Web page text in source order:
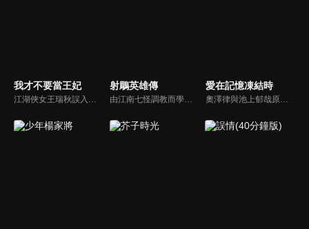
我才不要當王妃
江湖俠女王瑞秋誤入王府，替換新娘，攪亂了腹黑王爺的新婚和潛心設計的捉賊大計。跑路不成的王瑞秋只能頂着王妃的身份配合王爺演出，兩人鬥智鬥勇最終日久生情，攜手共破陰謀詭計。
射鵰英雄傳
由江南七怪調教而學得一身武藝的郭靖（胡歌），得蒙古大汗成吉思汗賞識封為「金刀駙馬」。郭靖承母命下江南追尋殺父仇人，並往嘉興赴約比武，途中偶遇偽裝成乞丐的桃花島島主東邪的女兒黃蓉（林依晨），從此結下不解之緣，兩人一見傾心，雙雙結伴闖蕩江湖…
愛在記憶凍結時
奧澤律與池上郁哉原本過著幸福同居生活，但是律的自由奔放讓郁哉總被牽著鼻子走，兩人的關係漸漸出現裂痕。一場意外讓律不幸喪失對郁哉的記憶，郁哉藉機想重建兩人關係而隱瞞曾交往的事。然而律為了找回記憶，要求郁哉帶他重溫過去的足跡，苦甜交織的往事也漸漸浮現，這對昔日戀人還有機會再次相愛嗎？